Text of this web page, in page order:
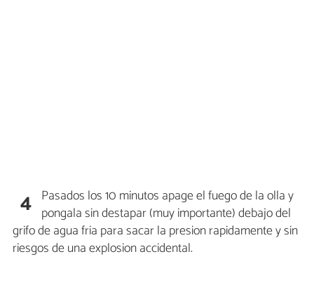
4 Pasados los 10 minutos apage el fuego de la olla y
pongala sin destapar (muy importante) debajo del
grifo de agua fria para sacar la presion rapidamente y sin
riesgos de una explosion accidental.